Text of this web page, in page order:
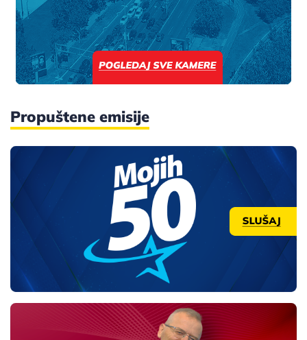
Propuštene emisije